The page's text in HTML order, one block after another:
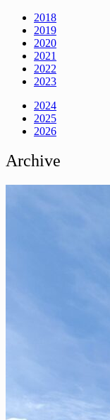
2018
2019
2020
2021
2022
2023
2024
2025
2026
Archive